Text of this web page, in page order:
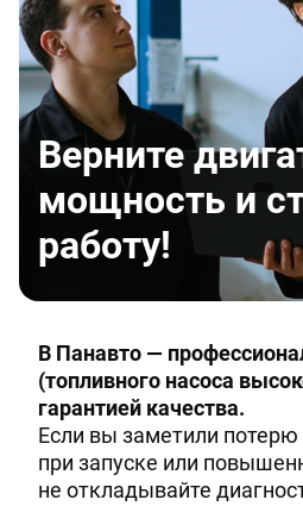
Верните
мощность и
работу!
В Панавто —
(топливного насоса
гарантией качества.
Если вы заметили
при запуске или
не откладывайте